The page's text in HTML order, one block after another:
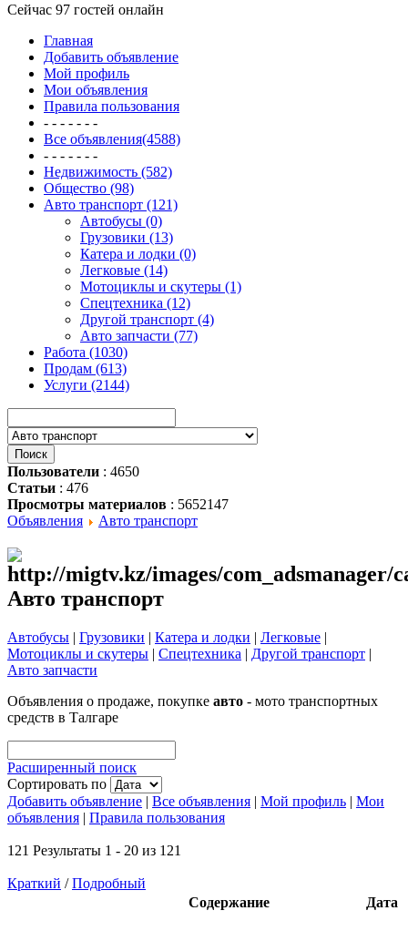
Сейчас 97 гостей онлайн
Главная
Добавить объявление
Мой профиль
Мои объявления
Правила пользования
- - - - - - -
Все объявления(4588)
- - - - - - -
Недвижимость (582)
Общество (98)
Авто транспорт (121)
Автобусы (0)
Грузовики (13)
Катера и лодки (0)
Легковые (14)
Мотоциклы и скутеры (1)
Спецтехника (12)
Другой транспорт (4)
Авто запчасти (77)
Работа (1030)
Продам (613)
Услуги (2144)
Пользователи : 4650
Статьи : 476
Просмотры материалов : 5652147
Объявления
Авто транспорт
Авто транспорт
Автобусы | Грузовики | Катера и лодки | Легковые |
Мотоциклы и скутеры | Спецтехника | Другой транспорт |
Авто запчасти
Объявления о продаже, покупке авто - мото транспортных
средств в Талгаре
Расширенный поиск
Сортировать по
Добавить объявление | Все объявления | Мой профиль | Мои
объявления | Правила пользования
121 Результаты 1 - 20 из 121
Краткий /Подробный
Содержание
Дата